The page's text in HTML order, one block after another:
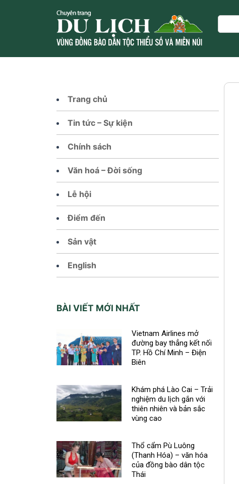
Search
Trang chủ
Tin tức – Sự kiện
Chính sách
Văn hoá – Đời sống
Lễ hội
Điểm đến
Sản vật
English
BÀI VIẾT MỚI NHẤT
Vietnam Airlines mở
đường bay thẳng kết nối
TP. Hồ Chí Minh – Điện
Biên
Khám phá Lào Cai – Trải
nghiệm du lịch gắn với
thiên nhiên và bản sắc
vùng cao
Thổ cẩm Pù Luông
(Thanh Hóa) – văn hóa
của đồng bào dân tộc
Thái